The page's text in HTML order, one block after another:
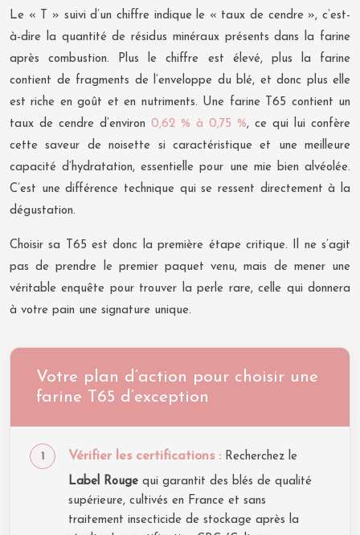
Le « T » suivi d’un chiffre indique le « taux de cendre », c’est-
à-dire la quantité de résidus minéraux présents dans la farine
après combustion. Plus le chiffre est élevé, plus la farine
contient de fragments de l’enveloppe du blé, et donc plus elle
est riche en goût et en nutriments. Une farine T65 contient un
taux de cendre d’environ 0,62 % à 0,75 %, ce qui lui confère
cette saveur de noisette si caractéristique et une meilleure
capacité d’hydratation, essentielle pour une mie bien alvéolée.
C’est une différence technique qui se ressent directement à la
dégustation.
Choisir sa T65 est donc la première étape critique. Il ne s’agit
pas de prendre le premier paquet venu, mais de mener une
véritable enquête pour trouver la perle rare, celle qui donnera
à votre pain une signature unique.
Votre plan d’action pour choisir une
farine T65 d’exception
Vérifier les certifications : Recherchez le
Label Rouge qui garantit des blés de qualité
supérieure, cultivés en France et sans
traitement insecticide de stockage après la